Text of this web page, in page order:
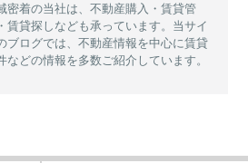
密着の当社は、不動産購入・賃貸管
賃貸探しなども承っています。当サイ
ブログでは、不動産情報を中心に賃貸
などの情報を多数ご紹介しています。